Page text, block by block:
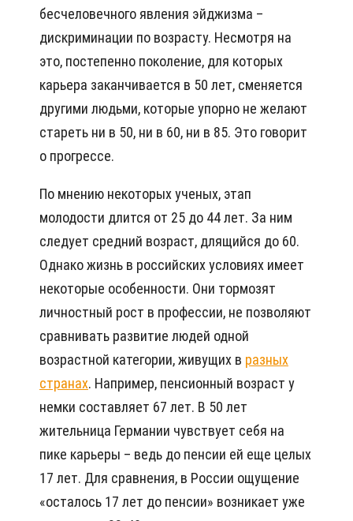
бесчеловечного явления эйджизма –
дискриминации по возрасту. Несмотря на
это, постепенно поколение, для которых
карьера заканчивается в 50 лет, сменяется
другими людьми, которые упорно не желают
стареть ни в 50, ни в 60, ни в 85. Это говорит
о прогрессе.
По мнению некоторых ученых, этап
молодости длится от 25 до 44 лет. За ним
следует средний возраст, длящийся до 60.
Однако жизнь в российских условиях имеет
некоторые особенности. Они тормозят
личностный рост в профессии, не позволяют
сравнивать развитие людей одной
возрастной категории, живущих в разных
странах. Например, пенсионный возраст у
немки составляет 67 лет. В 50 лет
жительница Германии чувствует себя на
пике карьеры – ведь до пенсии ей еще целых
17 лет. Для сравнения, в России ощущение
«осталось 17 лет до пенсии» возникает уже